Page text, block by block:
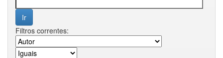
Filtros correntes: